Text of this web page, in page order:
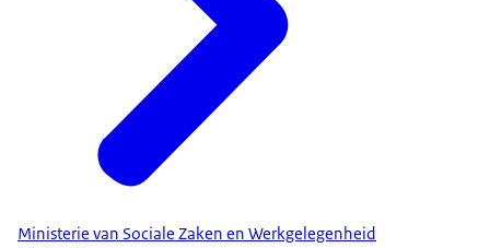
Ministerie van Sociale Zaken en Werkgelegenheid